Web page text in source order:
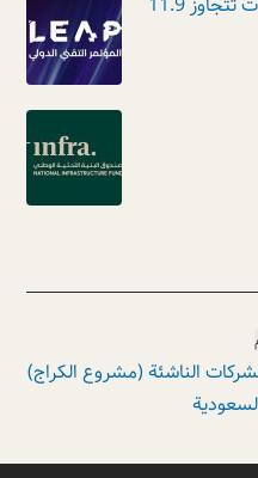
الناشئة (مشروع الكراج)